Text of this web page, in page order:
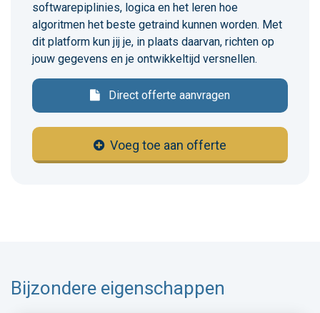
softwarepiplinies, logica en het leren hoe
algoritmen het beste getraind kunnen worden. Met
dit platform kun jij je, in plaats daarvan, richten op
jouw gegevens en je ontwikkeltijd versnellen.
Direct offerte aanvragen
Voeg toe aan offerte
Bijzondere eigenschappen